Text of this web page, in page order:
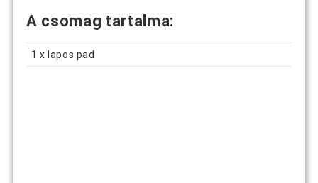
A csomag tartalma:
1 x lapos pad